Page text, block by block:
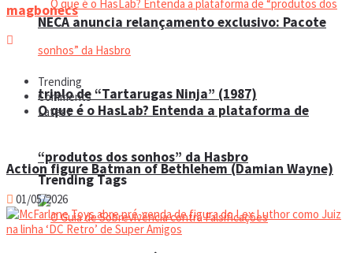
NECA anuncia relançamento exclusivo: Pacote
triplo de “Tartarugas Ninja” (1987)
Trending Tags
O que é o HasLab? Entenda a plataforma de
“produtos dos sonhos” da Hasbro
magbonecs
Trending
Comments
Latest
Action figure Batman of Bethlehem (Damian Wayne)
01/05/2026